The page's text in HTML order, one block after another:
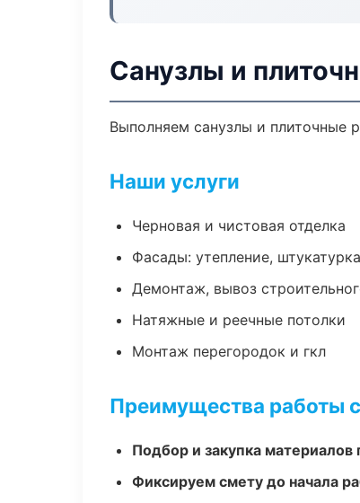
Санузлы и
Выполняем санузлы и плиточные
Наши услуги
Черновая и чистовая отделка
Фасады: утепление,
Демонтаж, вывоз
Натяжные и реечные потолки
Монтаж перегородок и гкл
Преимущества работы
Подбор и закупка
Фиксируем смету до начала